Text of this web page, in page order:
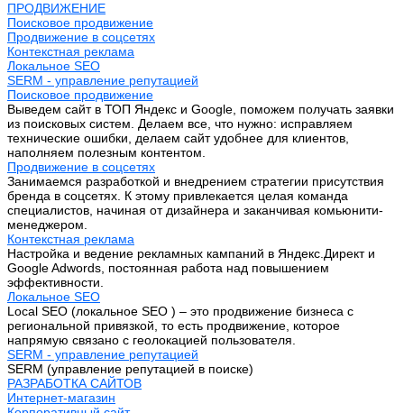
ПРОДВИЖЕНИЕ
Поисковое продвижение
Продвижение в соцсетях
Контекстная реклама
Локальное SEO
SERM - управление репутацией
Поисковое продвижение
Выведем сайт в ТОП Яндекс и Google, поможем получать заявки
из поисковых систем. Делаем все, что нужно: исправляем
технические ошибки, делаем сайт удобнее для клиентов,
наполняем полезным контентом.
Продвижение в соцсетях
Занимаемся разработкой и внедрением стратегии присутствия
бренда в соцсетях. К этому привлекается целая команда
специалистов, начиная от дизайнера и заканчивая комьюнити-
менеджером.
Контекстная реклама
Настройка и ведение рекламных кампаний в Яндекс.Директ и
Google Adwords, постоянная работа над повышением
эффективности.
Локальное SEO
Local SEO (локальное SEO ) – это продвижение бизнеса с
региональной привязкой, то есть продвижение, которое
напрямую связано с геолокацией пользователя.
SERM - управление репутацией
SERM (управление репутацией в поиске)
РАЗРАБОТКА САЙТОВ
Интернет-магазин